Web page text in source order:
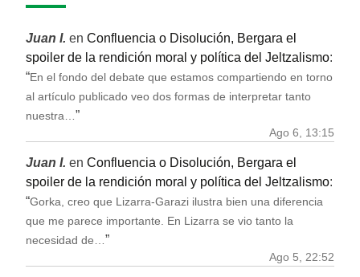
Juan I. en Confluencia o Disolución, Bergara el
spoiler de la rendición moral y política del Jeltzalismo:
“En el fondo del debate que estamos compartiendo en torno
al artículo publicado veo dos formas de interpretar tanto
nuestra…”
Ago 6, 13:15
Juan I. en Confluencia o Disolución, Bergara el
spoiler de la rendición moral y política del Jeltzalismo:
“Gorka, creo que Lizarra-Garazi ilustra bien una diferencia
que me parece importante. En Lizarra se vio tanto la
necesidad de… ”
Ago 5, 22:52